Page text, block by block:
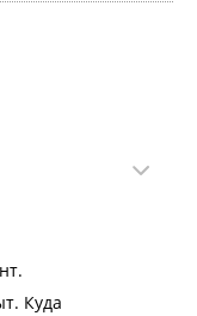
присутствие
с покупателем.
Могу
приглядываю
не нахамили, а
а
и в
тоже)))
Куда